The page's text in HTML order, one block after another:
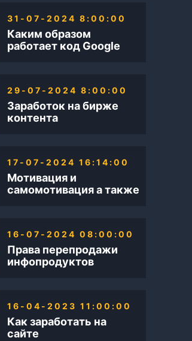
Каким образом
работает код Google
31-07-2024 8:00:00
Заработок на бирже
контента
29-07-2024 8:00:00
Мотивация и
самомотивация а также
17-07-2024 16:14:00
Права перепродажи
инфопродуктов
16-07-2024 08:00:00
Как заработать на
сайте
16-04-2023 11:00:00